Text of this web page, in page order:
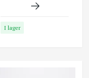
I lager